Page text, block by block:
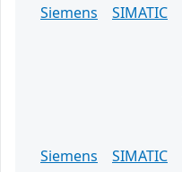
Siemens
SIMATIC
Siemens
SIMATIC